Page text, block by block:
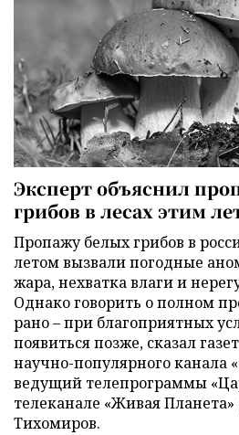
Эксперт объяснил
грибов в лесах этим
Пропажу белых грибов в
летом вызвали погодные
жара, нехватка влаги и
Однако говорить о полном
рано – при благоприятных
появиться позже, сказал
научно-популярного канала
ведущий телепрограммы
телеканале «Живая
Тихомиров.